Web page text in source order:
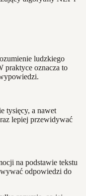
ludzkiego
praktyce oznacza to
tysięcy, a nawet
lepiej przewidywać
na podstawie tekstu
odpowiedzi do